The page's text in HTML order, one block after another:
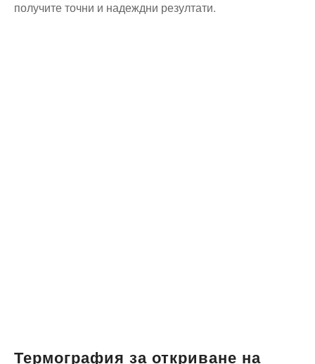
получите точни и надеждни резултати.
Термография за откриване на